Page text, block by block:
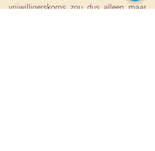
vrijwilligerskorps zou dus alleen maar